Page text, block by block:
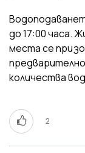
до 17:00 часа.
места се
количества
2